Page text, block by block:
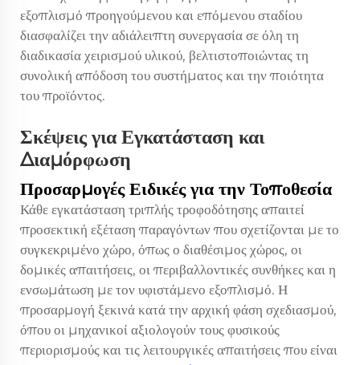
εξοπλισμό προηγούμενου και επόμενου σταδίου
διασφαλίζει την αδιάλειπτη συνεργασία σε όλη τη
διαδικασία χειρισμού υλικού, βελτιστοποιώντας τη
συνολική απόδοση του συστήματος και την ποιότητα
του προϊόντος.
Σκέψεις για Εγκατάσταση και
Διαμόρφωση
Προσαρμογές Ειδικές για την Τοποθεσία
Κάθε εγκατάσταση τριπλής τροφοδότησης απαιτεί
προσεκτική εξέταση παραγόντων που σχετίζονται με το
συγκεκριμένο χώρο, όπως ο διαθέσιμος χώρος, οι
δομικές απαιτήσεις, οι περιβαλλοντικές συνθήκες και η
ενσωμάτωση με τον υφιστάμενο εξοπλισμό. Η
προσαρμογή ξεκινά κατά την αρχική φάση σχεδιασμού,
όπου οι μηχανικοί αξιολογούν τους φυσικούς
περιορισμούς και τις λειτουργικές απαιτήσεις που είναι